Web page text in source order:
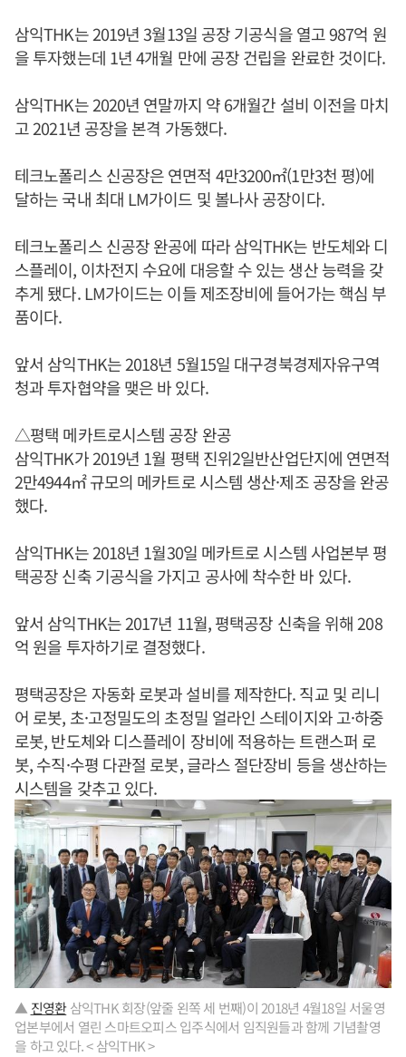
삼익THK는 2019년 3월13일 공장 기공식을 열고 987억 원
을 투자했는데 1년 4개월 만에 공장 건립을 완료한 것이다.
삼익THK는 2020년 연말까지 약 6개월간 설비 이전을 마치
고 2021년 공장을 본격 가동했다.
테크노폴리스 신공장은 연면적 4만3200㎡(1만3천 평)에
달하는 국내 최대 LM가이드 및 볼나사 공장이다.
테크노폴리스 신공장 완공에 따라 삼익THK는 반도체와 디
스플레이, 이차전지 수요에 대응할 수 있는 생산 능력을 갖
추게 됐다. LM가이드는 이들 제조장비에 들어가는 핵심 부
품이다.
앞서 삼익THK는 2018년 5월15일 대구경북경제자유구역
청과 투자협약을 맺은 바 있다.
△평택 메카트로시스템 공장 완공
삼익THK가 2019년 1월 평택 진위2일반산업단지에 연면적
2만4944㎡ 규모의 메카트로 시스템 생산·제조 공장을 완공
했다.
삼익THK는 2018년 1월30일 메카트로 시스템 사업본부 평
택공장 신축 기공식을 가지고 공사에 착수한 바 있다.
앞서 삼익THK는 2017년 11월, 평택공장 신축을 위해 208
억 원을 투자하기로 결정했다.
평택공장은 자동화 로봇과 설비를 제작한다. 직교 및 리니
어 로봇, 초·고정밀도의 초정밀 얼라인 스테이지와 고·하중
로봇, 반도체와 디스플레이 장비에 적용하는 트랜스퍼 로
봇, 수직·수평 다관절 로봇, 글라스 절단장비 등을 생산하는
시스템을 갖추고 있다.
▲ 진영환삼익THK 회장(앞줄 왼쪽 세 번째)이 2018년 4월18일 서울영
업본부에서 열린 스마트오피스 입주식에서 임직원들과 함께 기념촬영
을 하고 있다. < 삼익THK >